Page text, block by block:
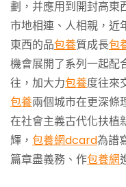
劃，并應用到開封高東
市地相連、人相親，近
東西的品包養質成長包
機會展開了系列一起配
往，加大力包養度往來
包養兩個城市在更深條
在社會主義古代化扶植
輝， 包養網dcard為譜
篇章盡義務、作包養網